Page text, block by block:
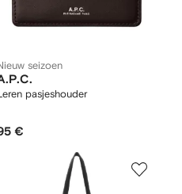
seizoen
pasjeshouder
€